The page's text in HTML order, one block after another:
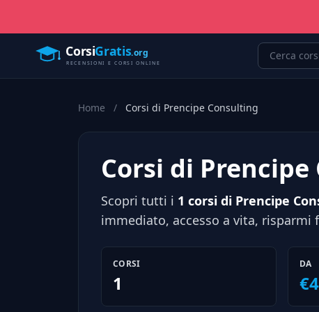
Home / Corsi di Prencipe Consulting
Corsi di
Scopri tutti i 1 corsi di Prencipe
immediato, accesso a vita, risparmi
CORSI
1
DA